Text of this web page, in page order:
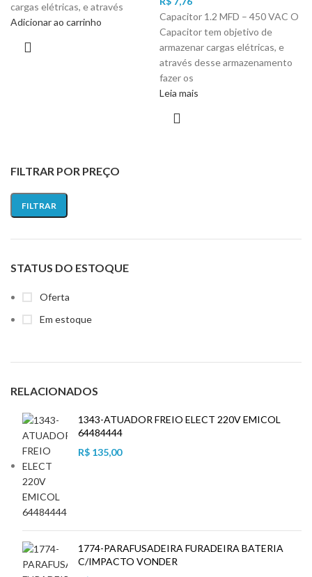
FILTRAR POR PREÇO
FILTRAR
STATUS DO ESTOQUE
Oferta
Em estoque
RELACIONADOS
1343-ATUADOR FREIO ELECT 220V EMICOL
64484444
R$ 135,00
1774-PARAFUSADEIRA FURADEIRA BATERIA
C/IMPACTO VONDER
cargas elétricas, e através
Adicionar ao carrinho
Capacitor 1.2 MFD – 450 VAC O
Capacitor tem objetivo de
armazenar cargas elétricas, e
através desse armazenamento
fazer os
Leia mais